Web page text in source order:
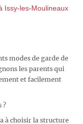
Issy-les-Moulineaux
modes de garde de
les parents qui
et facilement
?
à choisir la structure